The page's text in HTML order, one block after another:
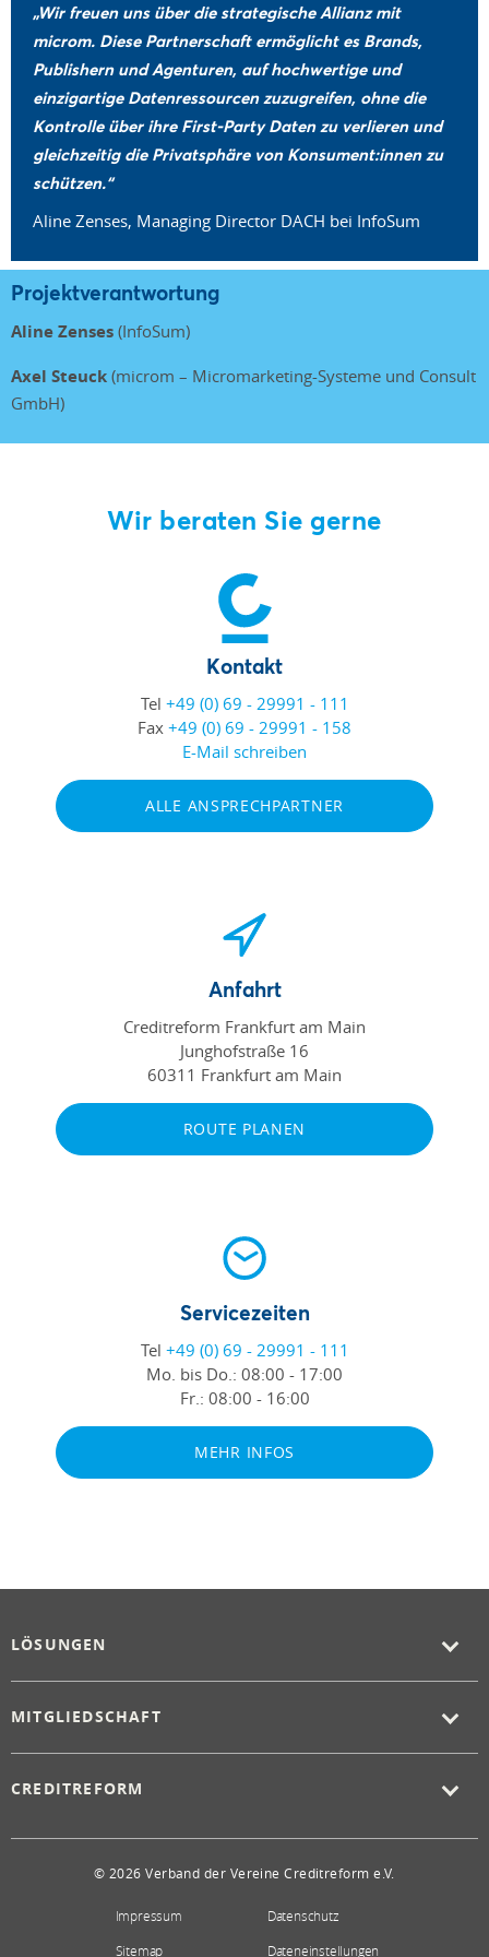
„Wir freuen uns über die strategische Allianz mit
microm. Diese Partnerschaft ermöglicht es Brands,
Publishern und Agenturen, auf hochwertige und
einzigartige Datenressourcen zuzugreifen, ohne die
Kontrolle über ihre First-Party Daten zu verlieren und
gleichzeitig die Privatsphäre von Konsument:innen zu
schützen.“
Aline Zenses, Managing Director DACH bei InfoSum
Projektverantwortung
Aline Zenses (InfoSum)
Axel Steuck (microm – Micromarketing-Systeme und Consult
GmbH)
Wir beraten Sie gerne
Kontakt
Tel +49 (0) 69 - 29991 - 111
Fax +49 (0) 69 - 29991 - 158
E-Mail schreiben
ALLE ANSPRECHPARTNER
Anfahrt
Creditreform Frankfurt am Main
Junghofstraße 16
60311 Frankfurt am Main
ROUTE PLANEN
Servicezeiten
Tel +49 (0) 69 - 29991 - 111
Mo. bis Do.: 08:00 - 17:00
Fr.: 08:00 - 16:00
MEHR INFOS
LÖSUNGEN
MITGLIEDSCHAFT
CREDITREFORM
© 2026 Verband der Vereine Creditreform e.V.
Impressum
Datenschutz
Sitemap
Dateneinstellungen